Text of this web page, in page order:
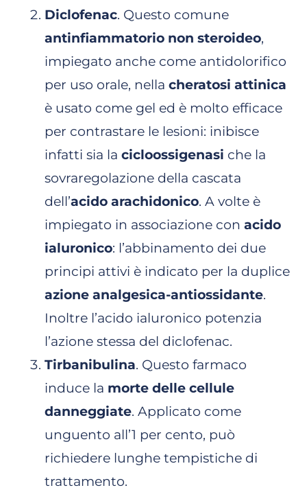
Diclofenac. Questo comune
antinfiammatorio non steroideo,
impiegato anche come antidolorifico
per uso orale, nella cheratosi attinica
è usato come gel ed è molto efficace
per contrastare le lesioni: inibisce
infatti sia la cicloossigenasi che la
sovraregolazione della cascata
dell’acido arachidonico. A volte è
impiegato in associazione con acido
ialuronico: l’abbinamento dei due
principi attivi è indicato per la duplice
azione analgesica-antiossidante.
Inoltre l’acido ialuronico potenzia
l’azione stessa del diclofenac.
Tirbanibulina. Questo farmaco
induce la morte delle cellule
danneggiate. Applicato come
unguento all’1 per cento, può
richiedere lunghe tempistiche di
trattamento.